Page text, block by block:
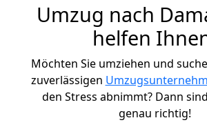
Umzug nach
helfen
Möchten Sie umziehen und
zuverlässigen
den Stress abnimmt? Dann
genau richtig!